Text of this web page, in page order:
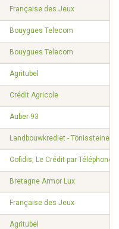
Française des Jeux
Bouygues Telecom
Bouygues Telecom
Agritubel
Crédit Agricole
Auber 93
Landbouwkrediet - Tönissteiner
Cofidis, Le Crédit par Téléphone
Bretagne Armor Lux
Française des Jeux
Agritubel